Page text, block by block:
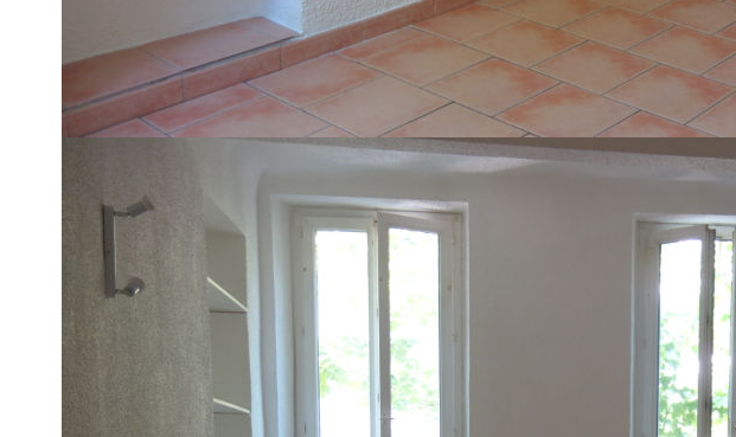
Description
Réf : 349
A louer en centre piéton de Salon de Provence, proche de toutes les commodités et du
Est avec cuisine aménagée (plaque vitro 2 feux, hotte, frigo) et un placard; une entrée
rangements.
Au 1er étage d'un immeuble de ville dans une rue calme, ce bien est disponible le 8
Loyer 400 euros + 20 euros de provisions pour charges
Honoraires 299 euros (dont 60 € pour l'état des lieux)
Diagnostics énergétiques